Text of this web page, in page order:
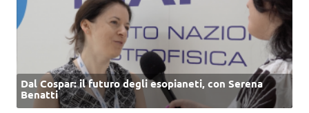
Dal Cospar: il futuro degli esopianeti, con Serena
Benatti